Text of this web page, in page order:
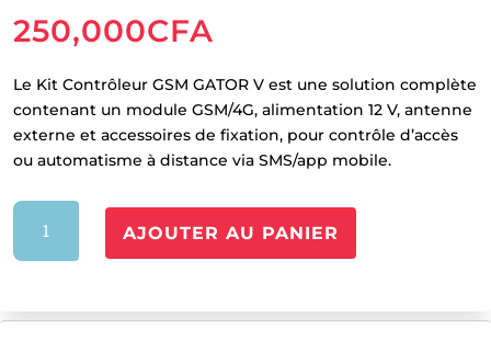
250,000CFA
Le Kit Contrôleur GSM GATOR V est une solution complète
contenant un module GSM/4G, alimentation 12 V, antenne
externe et accessoires de fixation, pour contrôle d’accès
ou automatisme à distance via SMS/app mobile.
quantité
Kit
GSM
AJOUTER AU PANIER